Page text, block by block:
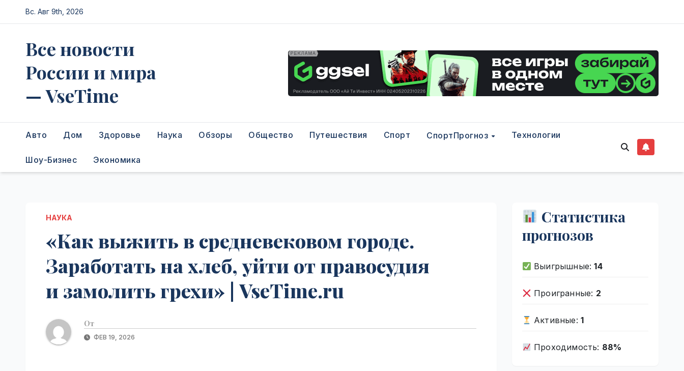
Перейти
к
Вс. Авг 9th, 2026
Все новости
России и мира
— VseTime
Авто Дом Здоровье Наука Обзоры Общество Путешествия Спорт СпортПрогноз Технологии
Шоу-Бизнес Экономика
НАУКА
«Как выжить в средневековом городе.
Заработать на хлеб, уйти от правосудия
и замолить грехи» | VseTime.ru
От
ФЕВ 19, 2026
Статистика
прогнозов
Выигрышные:14
Проигранные: 2
Активные: 1
Проходимость: 88%